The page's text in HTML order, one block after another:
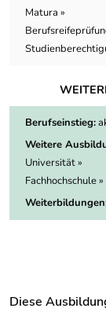
Matura »
Berufseinstieg:
Weitere
Universität »
Fachhochschule »
Diese